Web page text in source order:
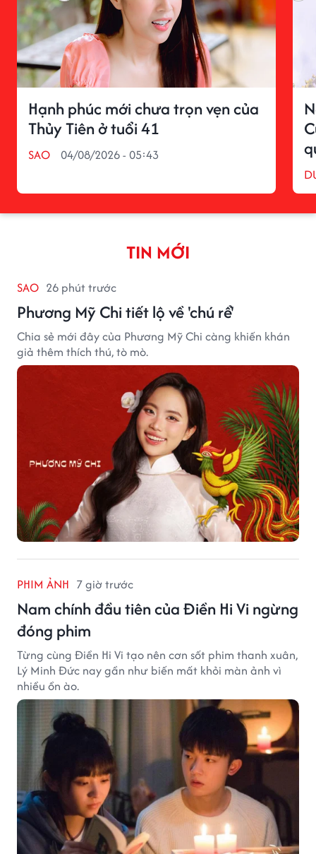
Hạnh phúc mới chưa trọn vẹn của
Thủy Tiên ở tuổi 41
SAO 04/08/2026 - 05:43
TIN MỚI
SAO 26 phút trước
Phương Mỹ Chi tiết lộ về 'chú rể'
Chia sẻ mới đây của Phương Mỹ Chi càng khiến khán
giả thêm thích thú, tò mò.
PHIM ẢNH 7 giờ trước
Nam chính đầu tiên của Điền Hi Vi ngừng
đóng phim
Từng cùng Điền Hi Vi tạo nên cơn sốt phim thanh xuân,
Lý Minh Đức nay gần như biến mất khỏi màn ảnh vì
nhiều ồn ào.